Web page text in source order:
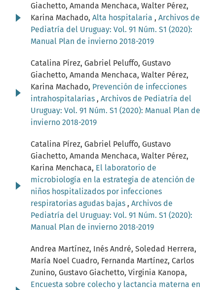
Giachetto, Amanda Menchaca, Walter Pérez,
Karina Machado, Alta hospitalaria , Archivos de
Pediatría del Uruguay: Vol. 91 Núm. S1 (2020):
Manual Plan de invierno 2018-2019
Catalina Pírez, Gabriel Peluffo, Gustavo
Giachetto, Amanda Menchaca, Walter Pérez,
Karina Machado, Prevención de infecciones
intrahospitalarias , Archivos de Pediatría del
Uruguay: Vol. 91 Núm. S1 (2020): Manual Plan de
invierno 2018-2019
Catalina Pírez, Gabriel Peluffo, Gustavo
Giachetto, Amanda Menchaca, Walter Pérez,
Karina Menchaca, El laboratorio de
microbiología en la estrategia de atención de
niños hospitalizados por infecciones
respiratorias agudas bajas , Archivos de
Pediatría del Uruguay: Vol. 91 Núm. S1 (2020):
Manual Plan de invierno 2018-2019
Andrea Martínez, Inés André, Soledad Herrera,
María Noel Cuadro, Fernanda Martínez, Carlos
Zunino, Gustavo Giachetto, Virginia Kanopa,
Encuesta sobre colecho y lactancia materna en